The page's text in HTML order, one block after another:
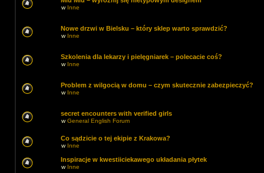
w Inne
Nowe drzwi w Bielsku – który sklep warto sprawdzić?
w Inne
Szkolenia dla lekarzy i pielęgniarek – polecacie coś?
w Inne
Problem z wilgocią w domu – czym skutecznie zabezpieczyć?
w Inne
secret encounters with verified girls
wGeneral English Forum
Co sądzicie o tej ekipie z Krakowa?
w Inne
Inspiracje w kwestiiciekawego układania płytek
w Inne